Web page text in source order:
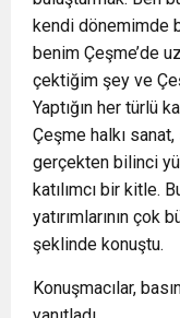
kendi dönemimde
benim Çeşme’de
çektiğim şey ve
Yaptığın her türlü
Çeşme halkı
gerçekten bilinci
katılımcı bir kitle.
yatırımlarının çok
şeklinde konuştu.
Konuşmacılar,